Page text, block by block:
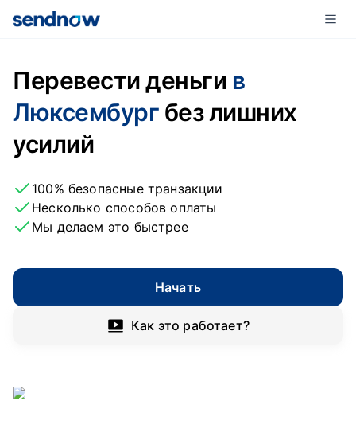
Перевести деньги в
Люксембург без лишних
усилий
100% безопасные транзакции
Несколько способов оплаты
Мы делаем это быстрее
Начать
Как это работает?